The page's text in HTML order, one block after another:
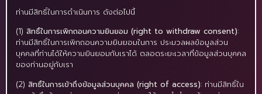
ท่านมีสิทธิ์ในการดำเนินการ ดังต่อไปนี้
(1) สิทธิ์ในการเพิกถอนความยินยอม (right to withdraw consent):
ท่านมีสิทธิ์ในการเพิกถอนความยินยอมในการ ประมวลผลข้อมูลส่วน
บุคคลที่ท่านได้ให้ความยินยอมกับเราได้ ตลอดระยะเวลาที่ข้อมูลส่วนบุคคล
ของท่านอยู่กับเรา
(2) สิทธิ์ในการเข้าถึงข้อมูลส่วนบุคคล (right of access): ท่านมีสิทธิ์ใน